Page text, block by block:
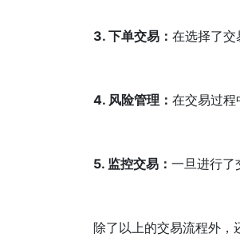
3. 下单交易： 在选择了交
4. 风险管理： 在交易过程
5. 监控交易： 一旦进行了
除了以上的交易流程外，